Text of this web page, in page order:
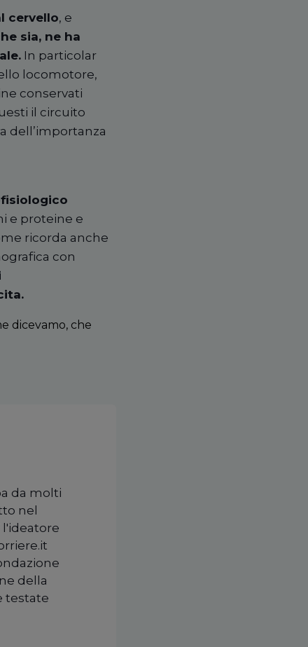
cervello, e
sia, ne ha
In particolar
locomotore,
conservati
il circuito
dell ’importanza
e proteine e
ricorda anche
con
dicevamo, che
da molti
nel
l'ideatore
della
testate